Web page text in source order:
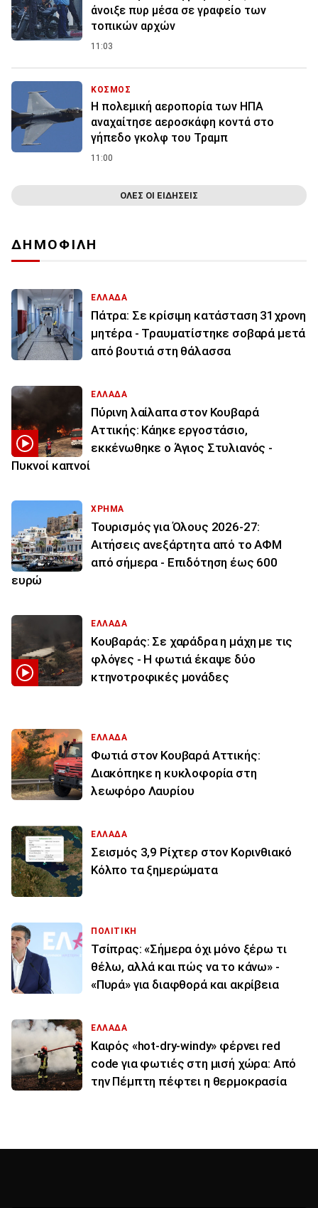
άνοιξε πυρ μέσα σε γραφείο των
τοπικών αρχών
11:03
ΚΟΣΜΟΣ
Η πολεμική αεροπορία των ΗΠΑ
αναχαίτησε αεροσκάφη κοντά στο
γήπεδο γκολφ του Τραμπ
11:00
ΟΛΕΣ ΟΙ ΕΙΔΗΣΕΙΣ
ΔΗΜΟΦΙΛΗ
ΕΛΛΑΔΑ
Πάτρα: Σε κρίσιμη κατάσταση 31χρονη
μητέρα - Τραυματίστηκε σοβαρά μετά
από βουτιά στη θάλασσα
ΕΛΛΑΔΑ
Πύρινη λαίλαπα στον Κουβαρά
Αττικής: Κάηκε εργοστάσιο,
εκκένωθηκε ο Άγιος Στυλιανός -
Πυκνοί καπνοί
ΧΡΗΜΑ
Τουρισμός για Όλους 2026-27:
Αιτήσεις ανεξάρτητα από το ΑΦΜ
από σήμερα - Επιδότηση έως 600
ευρώ
ΕΛΛΑΔΑ
Κουβαράς: Σε χαράδρα η μάχη με τις
φλόγες - Η φωτιά έκαψε δύο
κτηνοτροφικές μονάδες
ΕΛΛΑΔΑ
Φωτιά στον Κουβαρά Αττικής:
Διακόπηκε η κυκλοφορία στη
λεωφόρο Λαυρίου
ΕΛΛΑΔΑ
Σεισμός 3,9 Ρίχτερ στον Κορινθιακό
Κόλπο τα ξημερώματα
ΠΟΛΙΤΙΚΗ
Τσίπρας: «Σήμερα όχι μόνο ξέρω τι
θέλω, αλλά και πώς να το κάνω» -
«Πυρά» για διαφθορά και ακρίβεια
ΕΛΛΑΔΑ
Καιρός «hot-dry-windy» φέρνει red
code για φωτιές στη μισή χώρα: Από
την Πέμπτη πέφτει η θερμοκρασία